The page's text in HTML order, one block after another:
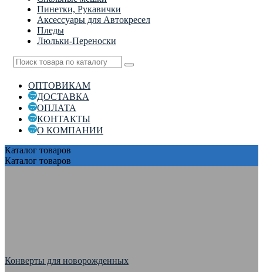
Пинетки, Рукавички
Аксессуары для Автокресел
Пледы
Люльки-Переноски
ОПТОВИКАМ
ДОСТАВКА
ОПЛАТА
КОНТАКТЫ
О КОМПАНИИ
Каталог товаров
Каталог товаров
Конверты для новорожденных